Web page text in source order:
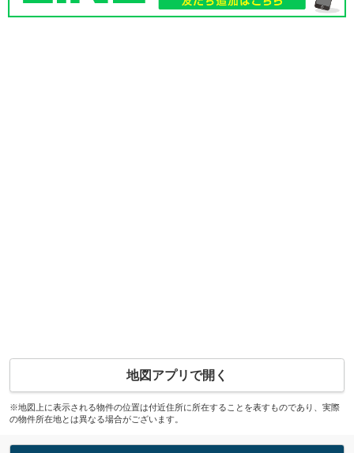
地図アプリで開く
※地図上に表示される物件の位置は付近住所に所在することを表すものであり、実際
の物件所在地とは異なる場合がございます。